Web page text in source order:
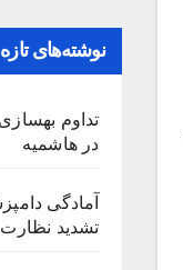
نوشته‌های تازه
تداوم
در هاشمیه
آمادگی
تشدید نظارت